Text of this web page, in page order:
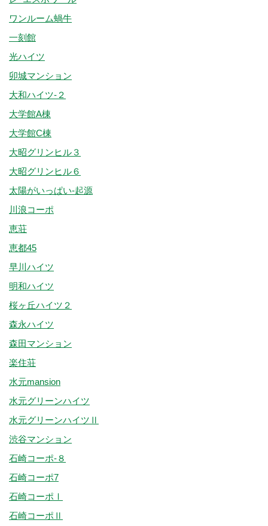
ワンルーム蝸牛
一刻館
光ハイツ
卯城マンション
大和ハイツ-２
大学館A棟
大学館C棟
大昭グリンヒル３
大昭グリンヒル６
太陽がいっぱい-起源
川浪コーポ
恵荘
恵都45
早川ハイツ
明和ハイツ
桜ヶ丘ハイツ２
森永ハイツ
森田マンション
楽住荘
水元mansion
水元グリーンハイツ
水元グリーンハイツⅡ
渋谷マンション
石崎コーポ-８
石崎コーポ7
石崎コーポⅠ
石崎コーポⅡ